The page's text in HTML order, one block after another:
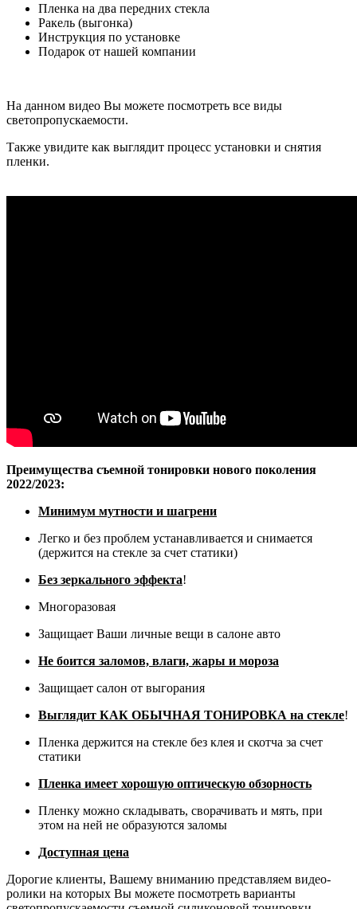
Пленка на два передних стекла
Ракель (выгонка)
Инструкция по установке
Подарок от нашей компании
На данном видео Вы можете посмотреть все виды
светопропускаемости.
Также увидите как выглядит процесс установки и снятия
пленки.
Преимущества съемной тонировки нового поколения
2022/2023:
Минимум мутности и шагрени
Легко и без проблем устанавливается и снимается
(держится на стекле за счет статики)
Без зеркального эффекта!
Многоразовая
Защищает Ваши личные вещи в салоне авто
Не боится заломов, влаги, жары и мороза
Защищает салон от выгорания
Выглядит КАК ОБЫЧНАЯ ТОНИРОВКА на стекле!
Пленка держится на стекле без клея и скотча за счет
статики
Пленка имеет хорошую оптическую обзорность
Пленку можно складывать, сворачивать и мять, при
этом на ней не образуются заломы
Доступная цена
Дорогие клиенты, Вашему вниманию представляем видео-
ролики на которых Вы можете посмотреть варианты